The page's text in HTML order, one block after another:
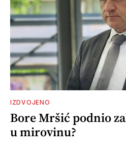
IZDVOJENO
Bore Mršić podnio
u mirovinu?